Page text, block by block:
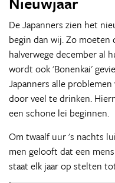
De Japanners zien het
begin dan wij. Zo moeten
halverwege december al
wordt ook 'Bonenkai'
Japanners alle
door veel te drinken.
een schone lei beginnen.
Om twaalf uur 's nachts
men gelooft dat een
staat elk jaar op stelten